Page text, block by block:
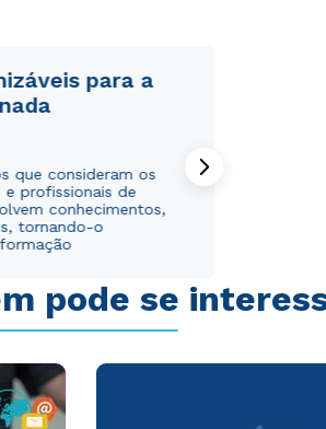
para a
que consideram os
profissionais de
conhecimentos,
tornando-o
pode se
ou
com aPolítica de Privacidade.e
dados sejam utilizados para o
da Cruzeiro do Sul.
ou
com aPolítica de Privacidade.e
dados sejam utilizados para o
da Cruzeiro do Sul.